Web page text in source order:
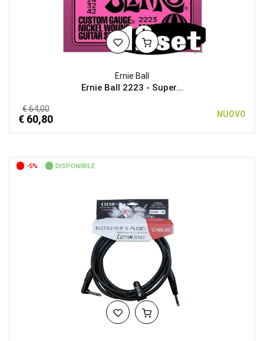
Ernie Ball
Ernie Ball 2223 - Super...
€ 64,00
€ 60,80 NUOVO
-5% DISPONIBILE